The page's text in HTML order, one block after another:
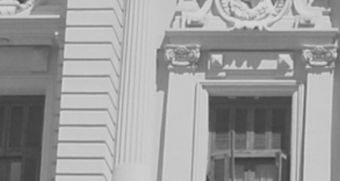
Física
Geociencias
Informática
Matemática